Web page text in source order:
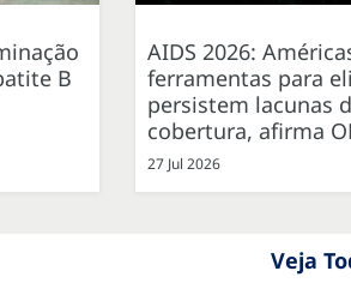
B
AIDS 2026:
ferramentas para
persistem lacunas
cobertura, afirma
27 Jul 2026
Veja